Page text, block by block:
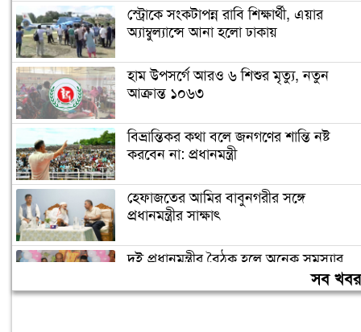
স্ট্রোকে সংকটাপন্ন রাবি শিক্ষার্থী, এয়ার
অ্যাম্বুল্যান্সে আনা হলো ঢাকায়
হাম উপসর্গে আরও ৬ শিশুর মৃত্যু, নতুন
আক্রান্ত ১০৬৩
বিভ্রান্তিকর কথা বলে জনগণের শান্তি নষ্ট
করবেন না: প্রধানমন্ত্রী
হেফাজতের আমির বাবুনগরীর সঙ্গে
প্রধানমন্ত্রীর সাক্ষাৎ
দুই প্রধানমন্ত্রীর বৈঠক হলে অনেক সমস্যার
সব